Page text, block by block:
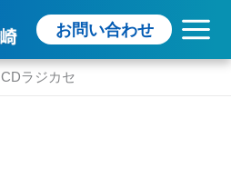
お問い合わせ
CDラジカセ